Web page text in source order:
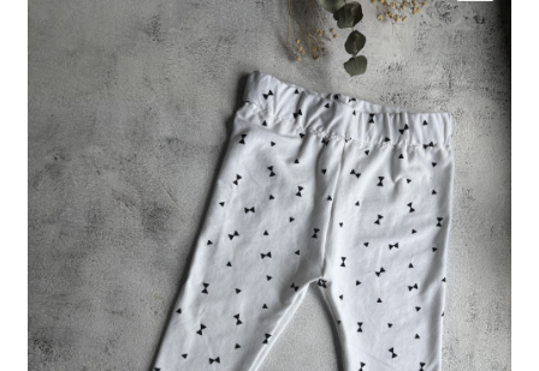
Algemene voorwaarden
Cookiebeleid (EU)
Mijn account
Privacybeleid
Terugbetaal- en retourneringsbeleid
Waarom Bijzonder&Lief?